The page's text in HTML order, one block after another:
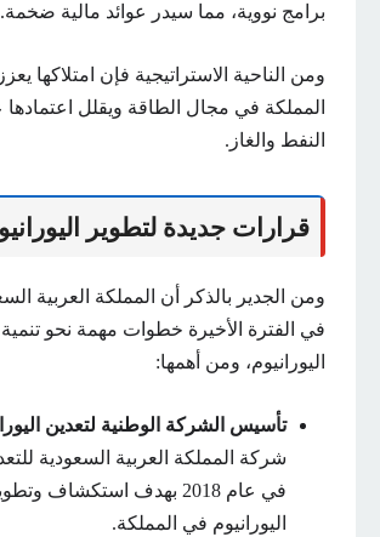
برامج نووية، مما سيدر عوائد مالية ضخمة.
ومن الناحية الاستراتيجية فإن امتلاكها
المملكة في مجال الطاقة ويقلل
النفط والغاز.
قرارات جديدة لتطوير
ومن الجدير بالذكر أن المملكة العربية
في الفترة الأخيرة خطوات مهمة نحو
اليورانيوم، ومن أهمها:
تأسيس الشركة الوطنية لتعدين
شركة المملكة العربية السعودية
في عام 2018 بهدف استكشاف
اليورانيوم في المملكة.